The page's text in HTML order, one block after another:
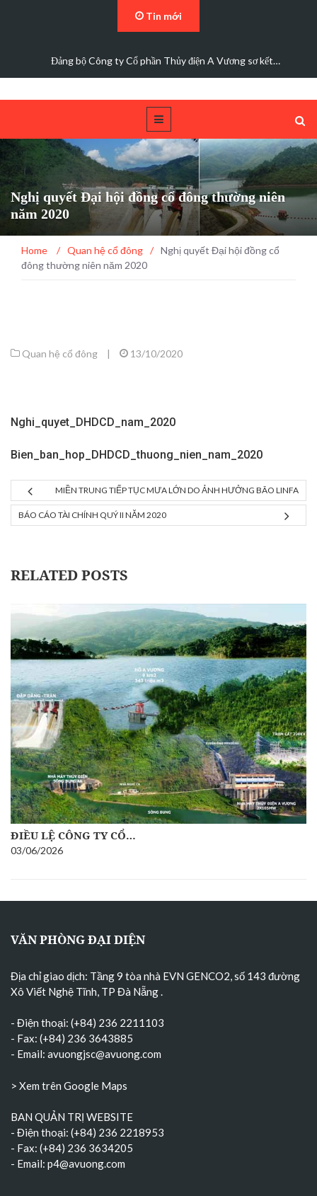
Tin mới
Đảng bộ Công ty Cổ phần Thủy điện A Vương sơ kết…
Nghị quyết Đại hội đồng cổ đông thường niên
năm 2020
Home / Quan hệ cổ đông / Nghị quyết Đại hội đồng cổ
đông thường niên năm 2020
Quan hệ cổ đông | 13/10/2020
Nghi_quyet_DHDCD_nam_2020
Bien_ban_hop_DHDCD_thuong_nien_nam_2020
MIỀN TRUNG TIẾP TỤC MƯA LỚN DO ẢNH HƯỞNG BÃO LINFA
BÁO CÁO TÀI CHÍNH QUÝ II NĂM 2020
RELATED POSTS
ĐIỀU LỆ CÔNG TY CỔ…
03/06/2026
VĂN PHÒNG ĐẠI DIỆN
Địa chỉ giao dịch: Tầng 9 tòa nhà EVN GENCO2, số 143 đường
Xô Viết Nghệ Tĩnh, TP Đà Nẵng
- Điện thoại: (+84) 236 2211103
- Fax: (+84) 236 3643885
- Email: avuongjsc@avuong.com
> Xem trên Google Maps
BAN QUẢN TRỊ WEBSITE
- Điện thoại: (+84) 236 2218953
- Fax: (+84) 236 3634205
- Email: p4@avuong.com